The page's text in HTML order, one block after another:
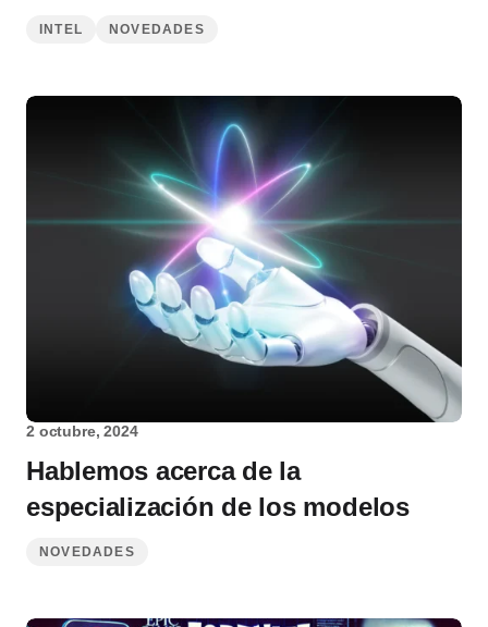
INTEL NOVEDADES
2 octubre, 2024
Hablemos acerca de la
especialización de los modelos
NOVEDADES